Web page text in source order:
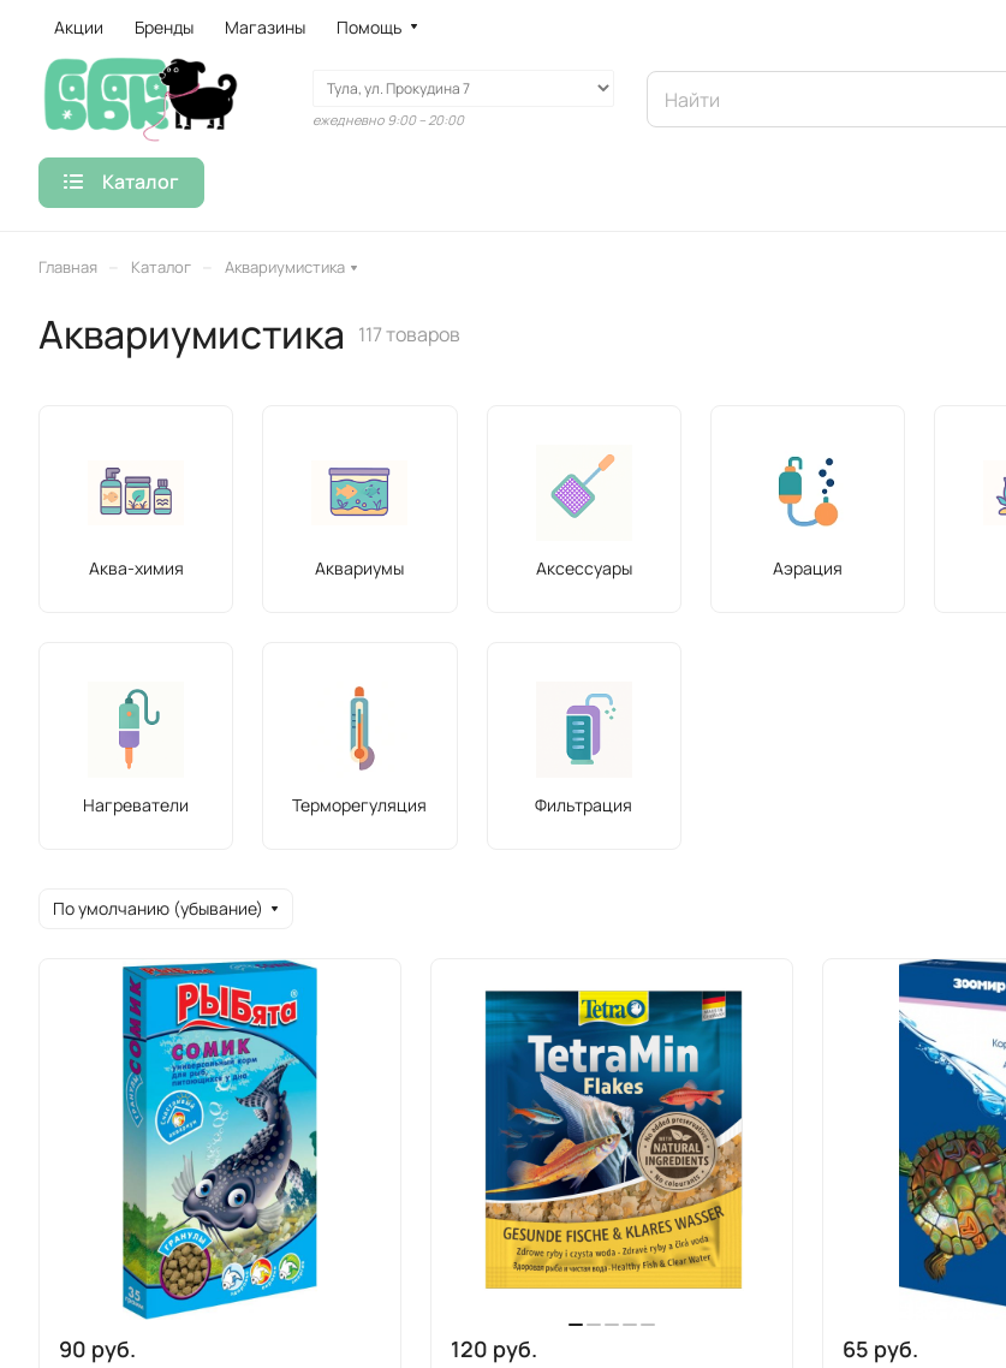
Акции Бренды Магазины Помощь
ежедневно 9:00 – 20:00
Каталог
Главная Каталог Аквариумистика
Аквариумистика 117 товаров
Аква-химия Аквариумы Аксессуары Аэрация
Нагреватели Терморегуляция Фильтрация
По умолчанию (убывание)
90 руб. 120 руб. 65 руб.